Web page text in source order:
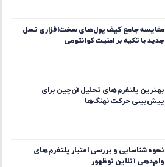
مقایسه جامع کیف پول‌های سخت‌افزاری نسل
جدید با تکیه بر امنیت کوانتومی
بهترین پلتفرم‌های تحلیل آن‌چین برای
پیش‌بینی حرکت نهنگ‌ها
نحوه شناسایی و بررسی اعتبار پلتفرم‌های
وام‌دهی آنلاین نوظهور